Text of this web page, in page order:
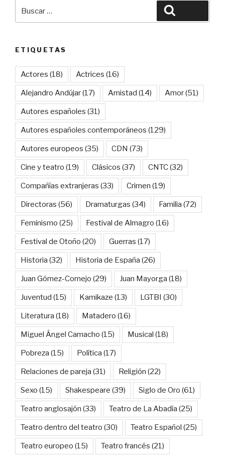
por:
ETIQUETAS
Actores (18) Actrices (16)
Alejandro Andújar(17) Amistad (14) Amor(51)
Autores españoles (31)
Autores españoles contemporáneos (129)
Autores europeos (35) CDN (73)
Cine y teatro (19) Clásicos (37) CNTC(32)
Compañías extranjeras (33) Crimen (19)
Directoras (56) Dramaturgas (34) Familia (72)
Feminismo (25) Festival de Almagro (16)
Festival de Otoño (20) Guerras (17)
Historia (32) Historia de España (26)
Juan Gómez-Cornejo (29) Juan Mayorga (18)
Juventud (15) Kamikaze (13) LGTBI (30)
Literatura (18) Matadero (16)
Miguel Ángel Camacho (15) Musical (18)
Pobreza (15) Política (17)
Relaciones de pareja (31) Religión (22)
Sexo (15) Shakespeare (39) Siglo de Oro (61)
Teatro anglosajón (33) Teatro de La Abadía (25)
Teatro dentro del teatro (30) Teatro Español (25)
Teatro europeo (15) Teatro francés (21)